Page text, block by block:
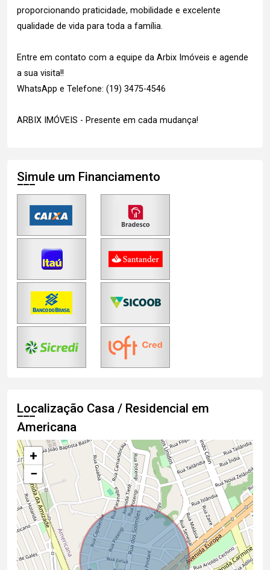
proporcionando praticidade, mobilidade e excelente
qualidade de vida para toda a família.
Entre em contato com a equipe da Arbix Imóveis e agende
a sua visita!!
WhatsApp e Telefone: (19) 3475-4546
ARBIX IMÓVEIS - Presente em cada mudança!
Simule um Financiamento
Localização Casa / Residencial em
Americana
+
−